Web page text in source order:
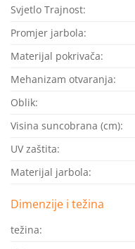
Svjetlo Trajnost:
Promjer jarbola:
Materijal pokrivača:
Mehanizam otvaranja:
Oblik:
Visina suncobrana (cm):
UV zaštita:
Materijal jarbola:
Dimenzije i težina
težina: